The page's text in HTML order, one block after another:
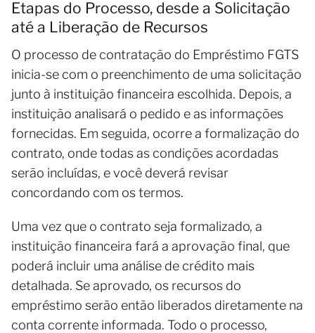
Etapas do Processo, desde a Solicitação
até a Liberação de Recursos
O processo de contratação do Empréstimo FGTS
inicia-se com o preenchimento de uma solicitação
junto à instituição financeira escolhida. Depois, a
instituição analisará o pedido e as informações
fornecidas. Em seguida, ocorre a formalização do
contrato, onde todas as condições acordadas
serão incluídas, e você deverá revisar
concordando com os termos.
Uma vez que o contrato seja formalizado, a
instituição financeira fará a aprovação final, que
poderá incluir uma análise de crédito mais
detalhada. Se aprovado, os recursos do
empréstimo serão então liberados diretamente na
conta corrente informada. Todo o processo,